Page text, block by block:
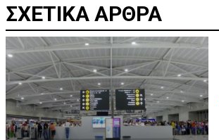
ΣΧΕΤΙΚΑ ΑΡΘΡΑ